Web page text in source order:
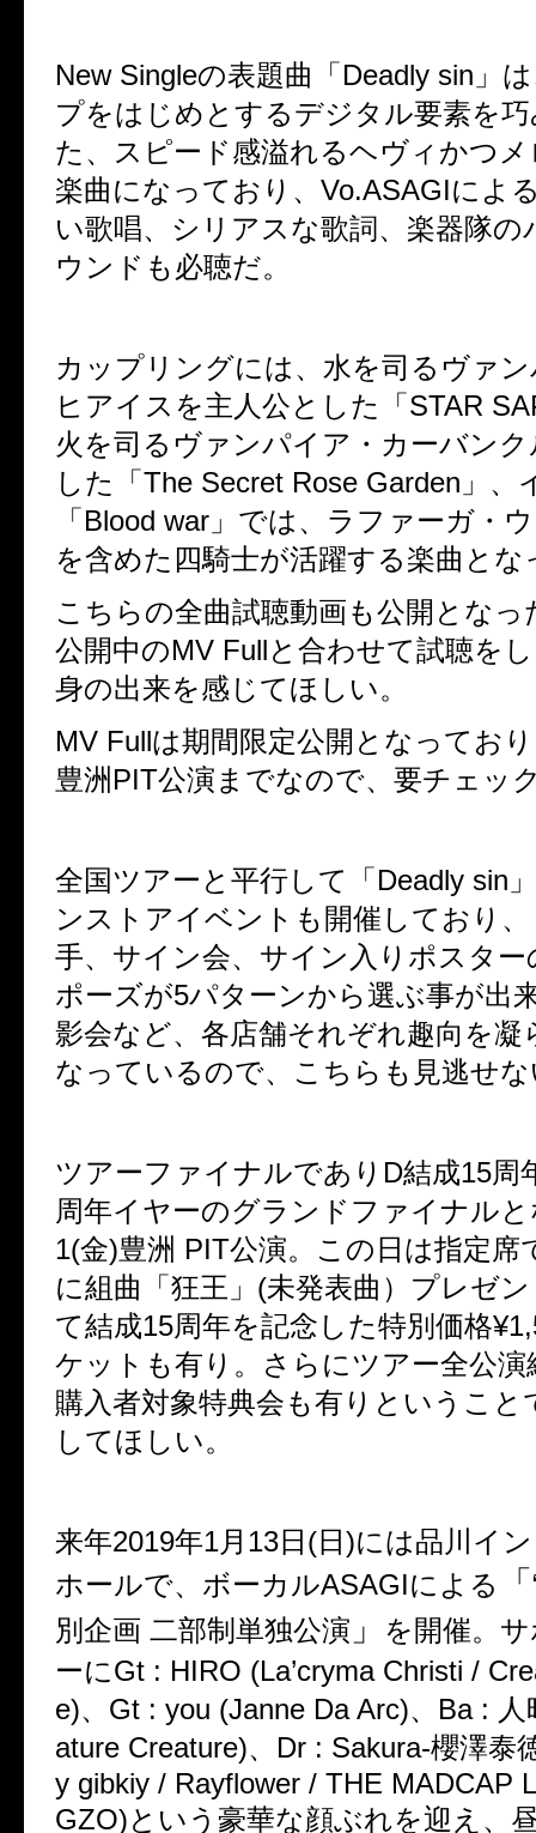
New Singleの表題曲「Deadly sin」
プをはじめとするデジタル要素を
た、スピード感溢れるヘヴィかつ
楽曲になっており、Vo.ASAGIによ
い歌唱、シリアスな歌詞、楽器隊
ウンドも必聴だ。
カップリングには、水を司るヴァ
ヒアイスを主人公とした「STAR
火を司るヴァンパイア・カーバン
した「The Secret Rose Garden」、
「Blood war」では、ラファーガ・
を含めた四騎士が活躍する楽曲とな
こちらの全曲試聴動画も公開となっ
公開中のMV Fullと合わせて試聴を
身の出来を感じてほしい。
MV Fullは期間限定公開となってお
豊洲PIT公演までなので、要チェッ
全国ツアーと平行して「Deadly sin
ンストアイベントも開催しており
手、サイン会、サイン入りポスター
ポーズが5パターンから選ぶ事が出
影会など、各店舗それぞれ趣向を凝
なっているので、こちらも見逃せ
ツアーファイナルでありD結成15周
周年イヤーのグランドファイナル
1(金)豊洲 PIT公演。この日は指定席
に組曲「狂王」(未発表曲）プレゼ
て結成15周年を記念した特別価格
ケットも有り。さらにツアー全公演
購入者対象特典会も有りということ
してほしい。
来年2019年1月13日(日)には品川イ
ホールで、ボーカルASAGIによる
「
別企画 二部制単独公演 」
を開催。
ーにGt : HIRO (La’cryma Christi /
e)、Gt : you (Janne Da Arc)、Ba :
ature Creature)、Dr : Sakura-櫻澤泰
y gibkiy / Rayflower / THE MADCAP
GZO)という豪華な顔ぶれを迎え、